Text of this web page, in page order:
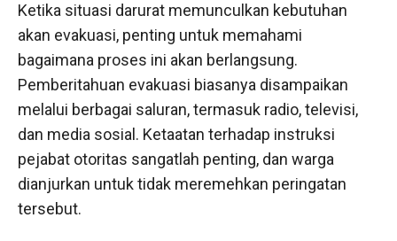
Ketika situasi darurat memunculkan kebutuhan
akan evakuasi, penting untuk memahami
bagaimana proses ini akan berlangsung.
Pemberitahuan evakuasi biasanya disampaikan
melalui berbagai saluran, termasuk radio, televisi,
dan media sosial. Ketaatan terhadap instruksi
pejabat otoritas sangatlah penting, dan warga
dianjurkan untuk tidak meremehkan peringatan
tersebut.